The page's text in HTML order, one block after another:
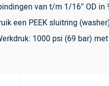
van t/m 1/16″ OD
een PEEK sluitring
1000 psi (69 bar)